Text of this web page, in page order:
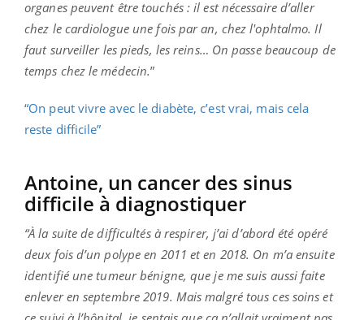
organes peuvent être touchés : il est nécessaire d’aller
chez le cardiologue une fois par an, chez l'ophtalmo. Il
faut surveiller les pieds, les reins… On passe beaucoup de
temps chez le médecin.”
“On peut vivre avec le diabète, c’est vrai, mais cela
reste difficile”
Antoine, un cancer des sinus
difficile à diagnostiquer
“À la suite de difficultés à respirer, j’ai d’abord été opéré
deux fois d’un polype en 2011 et en 2018. On m’a ensuite
identifié une tumeur bénigne, que je me suis aussi faite
enlever en septembre 2019. Mais malgré tous ces soins et